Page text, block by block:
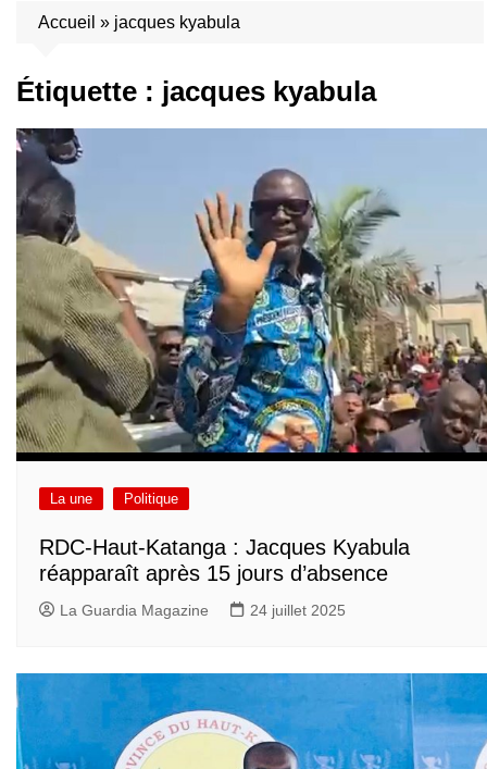
Accueil » jacques kyabula
Étiquette : jacques kyabula
La une Politique
RDC-Haut-Katanga : Jacques Kyabula
réapparaît après 15 jours d’absence
La Guardia Magazine 24 juillet 2025